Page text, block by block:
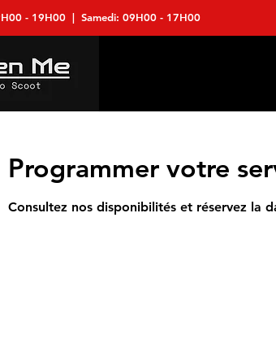
- 19H00​ | Samedi: 09H00 - 17H00​
Programmer votre
Consultez nos disponibilités et réservez la